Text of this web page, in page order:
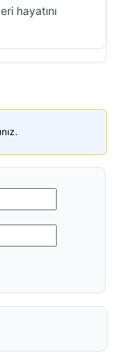
hayatını